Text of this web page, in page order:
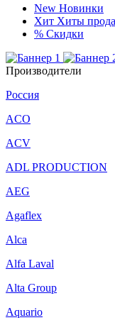
New Новинки
Хит Хиты
% Скидки
Производители
Россия
ACO
ACV
ADL PRODUCTION
AEG
Agaflex
Alca
Alfa Laval
Alta Group
Aquario